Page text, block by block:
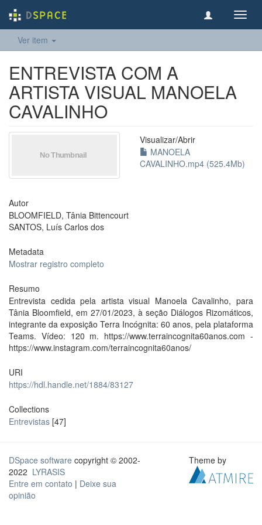
Ver item
ENTREVISTA COM A
ARTISTA VISUAL MANOELA
CAVALINHO
Visualizar/Abrir
MANOELA
CAVALINHO.mp4 (525.4Mb)
Autor
BLOOMFIELD, Tânia Bittencourt
SANTOS, Luís Carlos dos
Metadata
Mostrar registro completo
Resumo
Entrevista cedida pela artista visual Manoela Cavalinho, para
Tânia Bloomfield, em 27/01/2023, à seção Diálogos Rizomáticos,
integrante da exposição Terra Incógnita: 60 anos, pela plataforma
Teams. Vídeo: 120 m. https://www.terraincognita60anos.com -
https://www.instagram.com/terraincognita60anos/
URI
https://hdl.handle.net/1884/83127
Collections
Entrevistas [47]
DSpace software copyright © 2002-
2022 LYRASIS
Entre em contato | Deixe sua
opinião
Theme by